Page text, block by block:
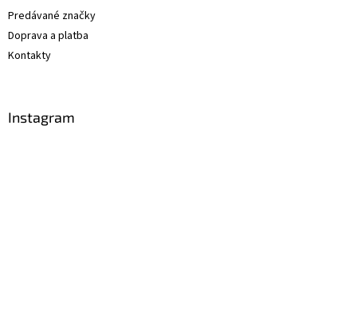
Predávané značky
Doprava a platba
Kontakty
Instagram